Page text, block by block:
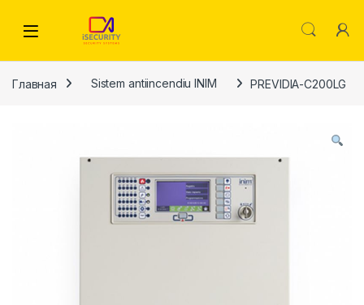
Главная Sistem antiincendiu INIM PREVIDIA-C200LG